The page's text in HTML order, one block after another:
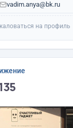
vadim.anya@bk.ru
на профиль